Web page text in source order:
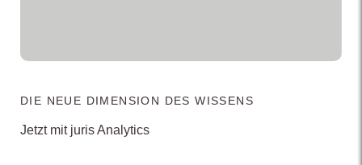
DIE NEUE DIMENSION DES WISSENS
Jetzt mit juris Analytics